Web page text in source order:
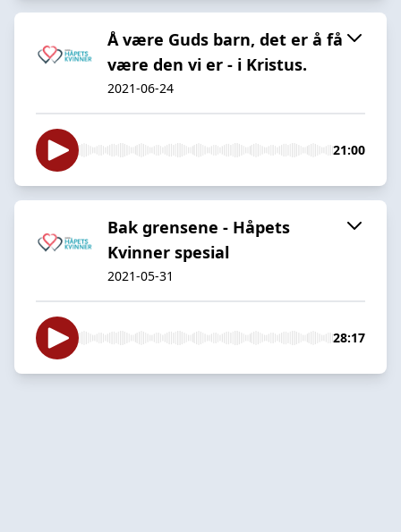
Å være Guds barn, det er å få
være den vi er - i Kristus.
2021-06-24
21:00
Bak grensene - Håpets
Kvinner spesial
2021-05-31
28:17